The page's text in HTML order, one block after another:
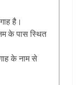
है।
के पास स्थित
के नाम से